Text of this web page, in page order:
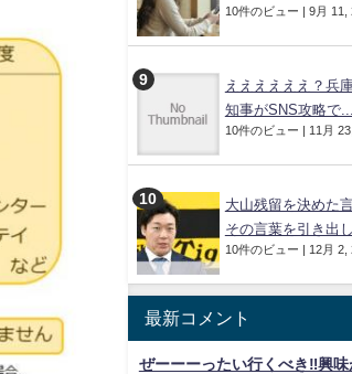
10件のビュー | 9月 11,
ええええええ？兵
知事がSNS攻略で...
10件のビュー | 11月
大山残留を決めた
その言葉を引き出し
10件のビュー | 12月 2,
最新コメント
ぜーーーったい行くべき‼興